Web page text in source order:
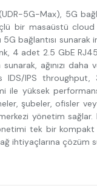
5G-Max), 5G
bir masaüstü
5G bağlantısı
4 adet 2.5 GbE
ağınızı daha
IPS throughput,
ile yüksek
şubeler, ofisler
yönetim
tek bir kompakt
ihtiyaçlarına çözüm